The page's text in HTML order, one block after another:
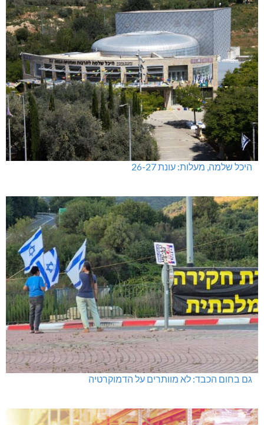
היכל שלמה, מעלות: עונת 26-27
גם בחום הכבד: לא מוותרים על הדמוקרטיה